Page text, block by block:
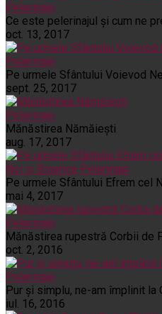
Pelerinaje
Ce este pelerinajul şi cum ne
oct. 13, 2017
Pelerinaje
Pe urmele Sfântului Voievod
sept. 25, 2017
Pelerinaje
Mănăstirea Nămăiești
aug. 17, 2017
Noi și Biserica Pelerinaje
Pe urmele Sfântului Efrem cel
mai 4, 2017
Pelerinaje
Mănăstirea rupestră Corbii de
oct. 2, 2016
Pelerinaje
Pur şi simplu, ne-am împlinit la
iul. 16, 2016